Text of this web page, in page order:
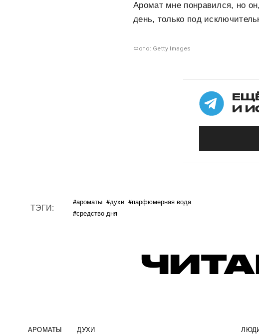
Аромат мне понравился, но
день, только под
Фото: Getty Images
И
ТЭГИ: #ароматы #духи #парфюмерная вода
#средство дня
АРОМАТЫ ДУХИ